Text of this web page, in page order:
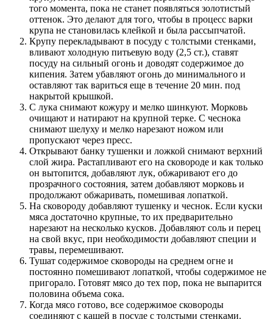
того момента, пока не станет появляться золотистый
оттенок. Это делают для того, чтобы в процесс варки
крупа не становилась клейкой и была рассыпчатой.
Крупу перекладывают в посуду с толстыми стенками,
вливают холодную питьевую воду (2,5 ст.), ставят
посуду на сильный огонь и доводят содержимое до
кипения. Затем убавляют огонь до минимального и
оставляют так вариться еще в течение 20 мин. под
накрытой крышкой.
С лука снимают кожуру и мелко шинкуют. Морковь
очищают и натирают на крупной терке. С чеснока
снимают шелуху и мелко нарезают ножом или
пропускают через пресс.
Открывают банку тушенки и ложкой снимают верхний
слой жира. Растапливают его на сковороде и как только
он вытопится, добавляют лук, обжаривают его до
прозрачного состояния, затем добавляют морковь и
продолжают обжаривать, помешивая лопаткой.
На сковороду добавляют тушенку и чеснок. Если куски
мяса достаточно крупные, то их предварительно
нарезают на несколько кусков. Добавляют соль и перец
на свой вкус, при необходимости добавляют специи и
травы, перемешивают.
Тушат содержимое сковороды на среднем огне и
постоянно помешивают лопаткой, чтобы содержимое не
пригорало. Готовят мясо до тех пор, пока не выпарится
половина объема сока.
Когда мясо готово, все содержимое сковороды
соединяют с кашей в посуде с толстыми стенками.